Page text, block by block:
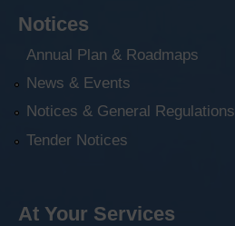
Notices
Annual Plan & Roadmaps
News & Events
Notices & General Regulations
Tender Notices
At Your Services